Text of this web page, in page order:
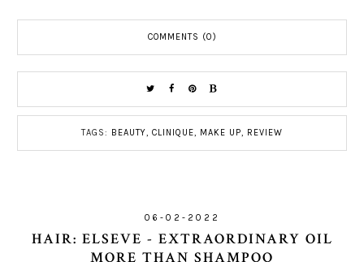
COMMENTS (0)
TAGS: BEAUTY, CLINIQUE, MAKE UP, REVIEW
06-02-2022
HAIR: ELSEVE - EXTRAORDINARY OIL
MORE THAN SHAMPOO